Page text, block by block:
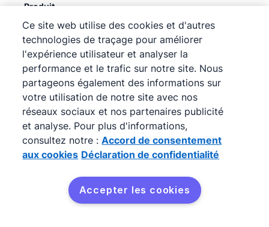
Produit
Fonctionnalités
Pipedrive IA
Tarifs
Intégrations
API
MCP
Mises à jour du produit
Programme partenaire
Ce site web utilise des cookies et d'autres
technologies de traçage pour améliorer
l'expérience utilisateur et analyser la
performance et le trafic sur notre site. Nous
partageons également des informations sur
votre utilisation de notre site avec nos
réseaux sociaux et nos partenaires publicité
et analyse. Pour plus d'informations,
consultez notre : Accord de consentement
aux cookies Déclaration de confidentialité
Accepter les cookies